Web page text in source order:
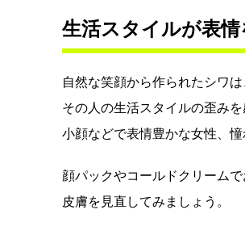
生活スタイルが表
自然な笑顔から作られたシワ
その人の生活スタイルの歪み
小顔などで表情豊かな女性、憧
顔パックやコールドクリーム
皮膚を見直してみましょう。